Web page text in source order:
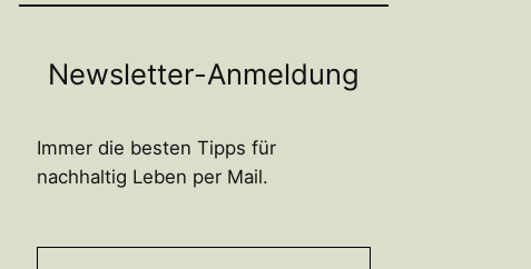
Newsletter-Anmeldung
Immer die besten Tipps für
nachhaltig Leben per Mail.